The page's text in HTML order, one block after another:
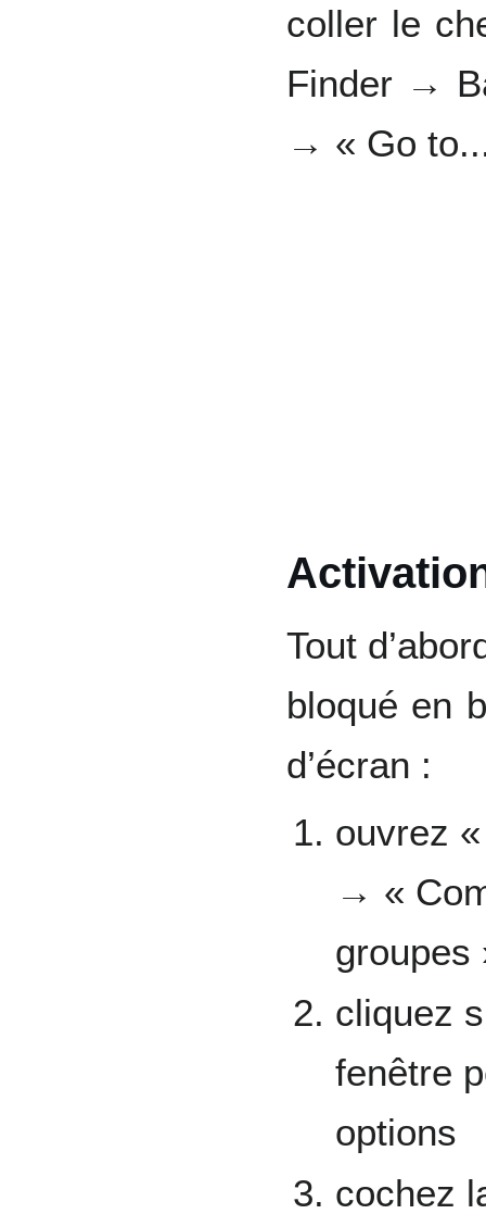
coller le
Finder →
→ « Go
Tout
bloqué en
d’écran :
ouvrez
→ «
cliquez
fenêtre
options
cochez